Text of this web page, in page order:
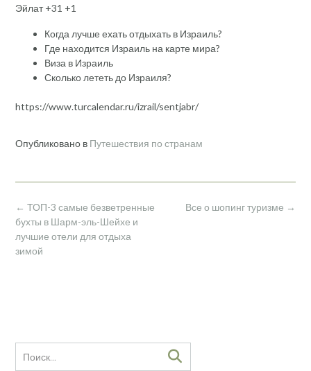
Эйлат +31 +1
Когда лучше ехать отдыхать в Израиль?
Где находится Израиль на карте мира?
Виза в Израиль
Сколько лететь до Израиля?
https://www.turcalendar.ru/izrail/sentjabr/
Опубликовано в Путешествия по странам
Навигация
по
записям
Все о шопинг туризме →
← ТОП-3 самые безветренные
бухты в Шарм-эль-Шейхе и
лучшие отели для отдыха
зимой